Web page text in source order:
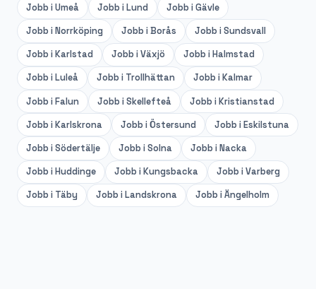
Jobb iUmeå Jobb iLund Jobb iGävle
Jobb iNorrköping Jobb iBorås Jobb iSundsvall
Jobb iKarlstad Jobb iVäxjö Jobb iHalmstad
Jobb iLuleå Jobb i Trollhättan Jobb iKalmar
Jobb iFalun Jobb iSkellefteå Jobb iKristianstad
Jobb iKarlskrona Jobb iÖstersund Jobb iEskilstuna
Jobb iSödertälje Jobb iSolna Jobb iNacka
Jobb iHuddinge Jobb iKungsbacka Jobb iVarberg
Jobb i Täby Jobb iLandskrona Jobb iÄngelholm